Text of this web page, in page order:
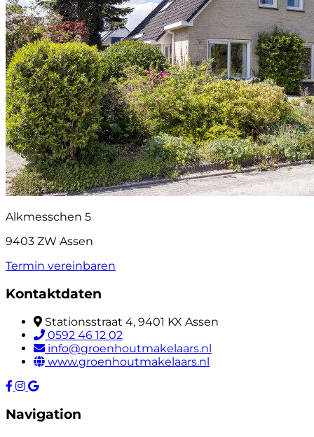
Alkmesschen 5
9403 ZW Assen
Termin vereinbaren
Kontaktdaten
Stationsstraat 4, 9401 KX Assen
0592 46 12 02
info@groenhoutmakelaars.nl
www.groenhoutmakelaars.nl
Navigation